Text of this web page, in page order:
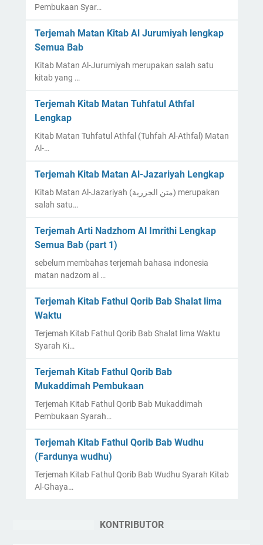
Pembukaan Syar…
Terjemah Matan Kitab Al Jurumiyah lengkap
Semua Bab
Kitab Matan Al-Jurumiyah merupakan salah satu
kitab yang …
Terjemah Kitab Matan Tuhfatul Athfal
Lengkap
Kitab Matan Tuhfatul Athfal (Tuhfah Al-Athfal) Matan
Al-…
Terjemah Kitab Matan Al-Jazariyah Lengkap
Kitab Matan Al-Jazariyah (متن الجزرية) merupakan
salah satu…
Terjemah Arti Nadzhom Al Imrithi Lengkap
Semua Bab (part 1)
sebelum membahas terjemah bahasa indonesia
matan nadzom al …
Terjemah Kitab Fathul Qorib Bab Shalat lima
Waktu
Terjemah Kitab Fathul Qorib Bab Shalat lima Waktu
Syarah Ki…
Terjemah Kitab Fathul Qorib Bab
Mukaddimah Pembukaan
Terjemah Kitab Fathul Qorib Bab Mukaddimah
Pembukaan Syarah…
Terjemah Kitab Fathul Qorib Bab Wudhu
(Fardunya wudhu)
Terjemah Kitab Fathul Qorib Bab Wudhu Syarah Kitab
Al-Ghaya…
KONTRIBUTOR